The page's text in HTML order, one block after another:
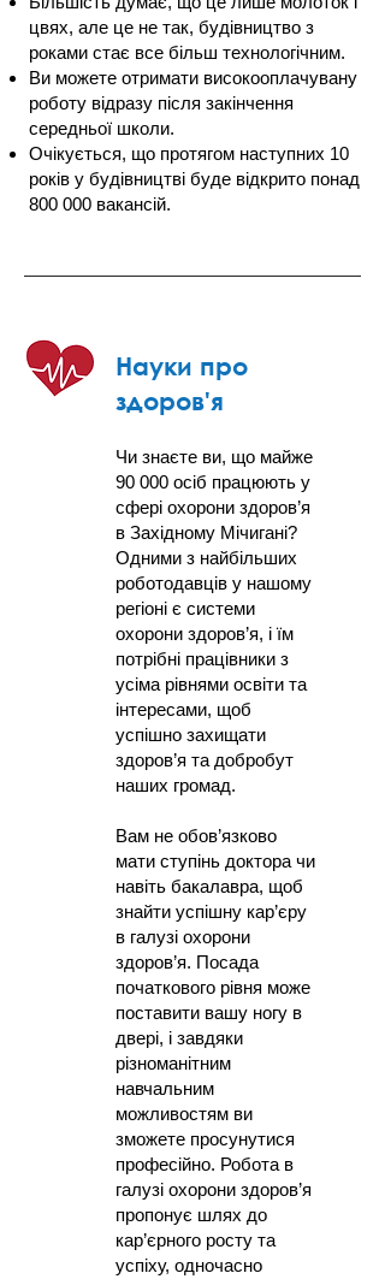
цвях, але це не так, будівництво з
роками стає все більш технологічним.
Ви можете отримати високооплачувану
роботу відразу після закінчення
середньої школи.
Очікується, що протягом наступних 10
років у будівництві буде відкрито понад
800 000 вакансій.
Науки про
здоров'я
Чи знаєте ви, що майже
90 000 осіб працюють у
сфері охорони здоров’я
в Західному Мічигані?
Одними з найбільших
роботодавців у нашому
регіоні є системи
охорони здоров’я, і їм
потрібні працівники з
усіма рівнями освіти та
інтересами, щоб
успішно захищати
здоров’я та добробут
наших громад.
Вам не обов’язково
мати ступінь доктора чи
навіть бакалавра, щоб
знайти успішну кар’єру
в галузі охорони
здоров’я. Посада
початкового рівня може
поставити вашу ногу в
двері, і завдяки
різноманітним
навчальним
можливостям ви
зможете просунутися
професійно. Робота в
галузі охорони здоров’я
пропонує шлях до
кар’єрного росту та
успіху, одночасно